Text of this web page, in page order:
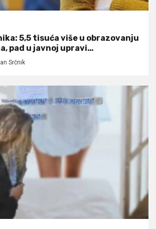
5,5 tisuća više u obrazovanju
pad u javnoj upravi…
Srčnik